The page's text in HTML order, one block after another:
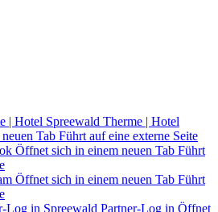
Spreewald Therme | Hotel
Tab Führt auf eine externe Seite
Öffnet sich in einem neuen Tab Führt
Öffnet sich in einem neuen Tab Führt
Spreewald Partner-Log in Öffnet